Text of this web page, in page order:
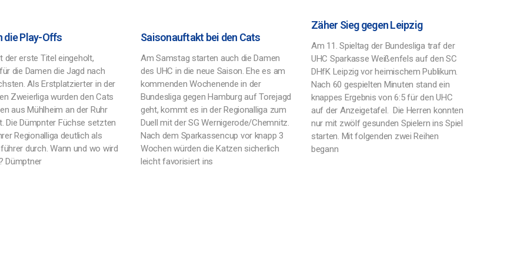
die Play-Offs
der erste Titel eingeholt,
die Damen die Jagd nach
Als Erstplatzierter in der
Zweierliga wurden den Cats
aus Mühlheim an der Ruhr
Die Dümpnter Füchse setzten
Regionalliga deutlich als
durch. Wann und wo wird
Dümptner
Saisonauftakt bei den Cats
Am Samstag starten auch die Damen
des UHC in die neue Saison. Ehe es am
kommenden Wochenende in der
Bundesliga gegen Hamburg auf Torejagd
geht, kommt es in der Regionalliga zum
Duell mit der SG Wernigerode/Chemnitz.
Nach dem Sparkassencup vor knapp 3
Wochen würden die Katzen sicherlich
leicht favorisiert ins
Zäher Sieg gegen Leipzig
Am 11. Spieltag der Bundesliga traf der
UHC Sparkasse Weißenfels auf den SC
DHfK Leipzig vor heimischem Publikum.
Nach 60 gespielten Minuten stand ein
knappes Ergebnis von 6:5 für den UHC
auf der Anzeigetafel. Die Herren konnten
nur mit zwölf gesunden Spielern ins Spiel
starten. Mit folgenden zwei Reihen
begann